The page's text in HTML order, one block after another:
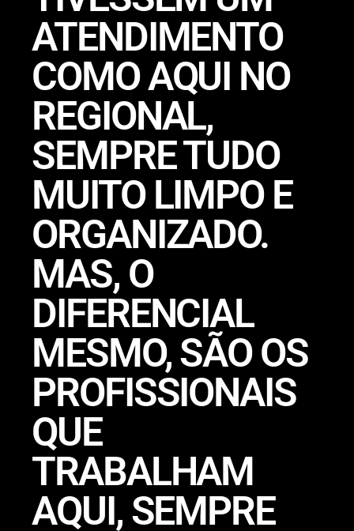
ATENDIMENTO
COMO AQUI NO
REGIONAL,
SEMPRE TUDO
MUITO LIMPO E
ORGANIZADO.
MAS, O
DIFERENCIAL
MESMO, SÃO OS
PROFISSIONAIS
QUE
TRABALHAM
AQUI, SEMPRE